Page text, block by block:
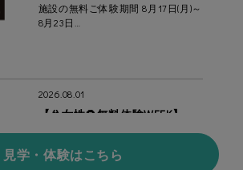
施設の無料ご体験期間 8月17日(月)～
8月23日…
2026.08.01
【👙女性🌻無料体験WEEK】
8/17-8/23 スタジオ＆トレー
ニング
”変わりたい女性、集合。” キレイに
見学・体験はこちら